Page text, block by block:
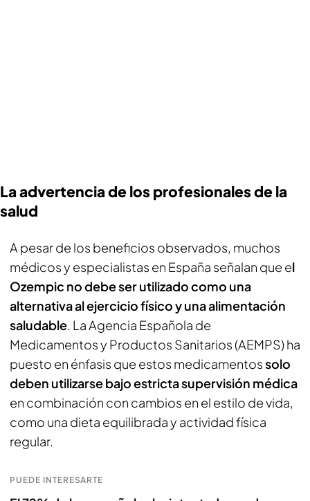
La advertencia de los profesionales de la
salud
A pesar de los beneficios observados, muchos
médicos y especialistas en España señalan que el
Ozempic no debe ser utilizado como una
alternativa al ejercicio físico y una alimentación
saludable. La Agencia Española de
Medicamentos y Productos Sanitarios (AEMPS) ha
puesto en énfasis que estos medicamentossolo
deben utilizarse bajo estricta supervisión médica
en combinación con cambios en el estilo de vida,
como una dieta equilibrada y actividad física
regular.
PUEDE INTERESARTE